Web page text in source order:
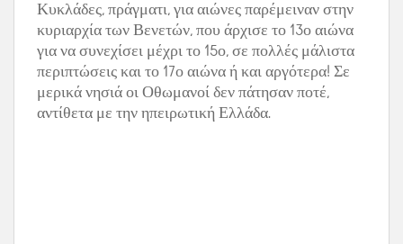
Κυκλάδες, πράγματι, για αιώνες παρέμειναν στην
κυριαρχία των Βενετών, που άρχισε το 13ο αιώνα
για να συνεχίσει μέχρι το 15ο, σε πολλές μάλιστα
περιπτώσεις και το 17ο αιώνα ή και αργότερα! Σε
μερικά νησιά οι Οθωμανοί δεν πάτησαν ποτέ,
αντίθετα με την ηπειρωτική Ελλάδα.